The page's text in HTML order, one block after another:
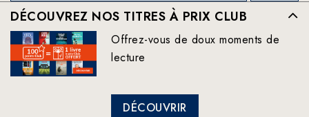
DÉCOUVREZ NOS TITRES À PRIX CLUB
Offrez-vous de doux moments de
lecture
DÉCOUVRIR